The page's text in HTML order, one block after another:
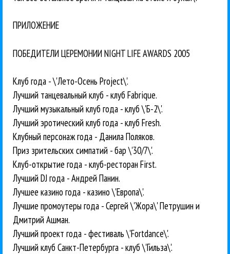
ПРИЛОЖЕНИЕ
ПОБЕДИТЕЛИ ЦЕРЕМОНИИ NIGHT LIFE AWARDS 2005
Клуб года - \'Лето-Осень Project\'.
Лучший танцевальный клуб - клуб Fabrique.
Лучший музыкальный клуб года - клуб \'Б-2\'.
Лучший эротический клуб года - клуб Fresh.
Клубный персонаж года - Данила Поляков.
Приз зрительских симпатий - бар \'30/7\'.
Клуб-открытие года - клуб-ресторан First.
Лучший DJ года - Андрей Панин.
Лучшее казино года - казино \'Европа\'.
Лучшие промоутеры года - Сергей \'Жора\' Петрушин и
Дмитрий Ашман.
Лучший проект года - фестиваль \'Fortdance\'.
Лучший клуб Санкт-Петербурга - клуб \'Гильза\'.